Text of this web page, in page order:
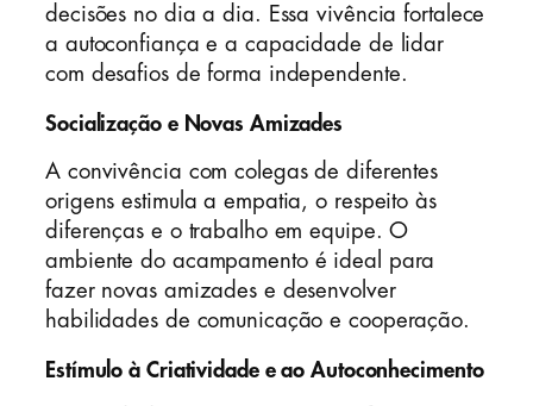
decisões no dia a dia. Essa vivência fortalece
a autoconfiança e a capacidade de lidar
com desafios de forma independente.
Socialização e Novas Amizades
A convivência com colegas de diferentes
origens estimula a empatia, o respeito às
diferenças e o trabalho em equipe. O
ambiente do acampamento é ideal para
fazer novas amizades e desenvolver
habilidades de comunicação e cooperação.
Estímulo à Criatividade e ao Autoconhecimento